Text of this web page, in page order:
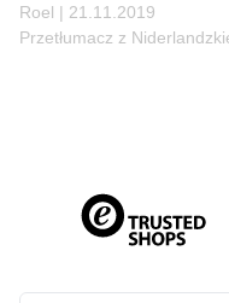
Roel | 21 listopada 2019
21.11.2019
Przetłumacz z